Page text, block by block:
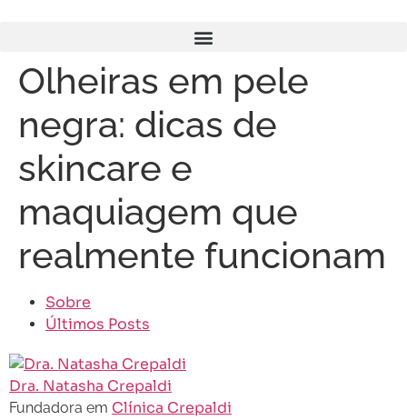
Olheiras em pele
negra: dicas de
skincare e
maquiagem que
realmente funcionam
Sobre
Últimos Posts
Dra. Natasha Crepaldi
Fundadora em Clínica Crepaldi